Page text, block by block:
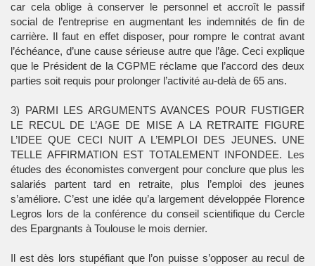
car cela oblige à conserver le personnel et accroît le passif
social de l’entreprise en augmentant les indemnités de fin de
carrière. Il faut en effet disposer, pour rompre le contrat avant
l’échéance, d’une cause sérieuse autre que l’âge. Ceci explique
que le Président de la CGPME réclame que l’accord des deux
parties soit requis pour prolonger l’activité au-delà de 65 ans.
3) PARMI LES ARGUMENTS AVANCES POUR FUSTIGER
LE RECUL DE L’AGE DE MISE A LA RETRAITE FIGURE
L’IDEE QUE CECI NUIT A L’EMPLOI DES JEUNES. UNE
TELLE AFFIRMATION EST TOTALEMENT INFONDEE. Les
études des économistes convergent pour conclure que plus les
salariés partent tard en retraite, plus l’emploi des jeunes
s’améliore. C’est une idée qu’a largement développée Florence
Legros lors de la conférence du conseil scientifique du Cercle
des Epargnants à Toulouse le mois dernier.
Il est dès lors stupéfiant que l’on puisse s’opposer au recul de